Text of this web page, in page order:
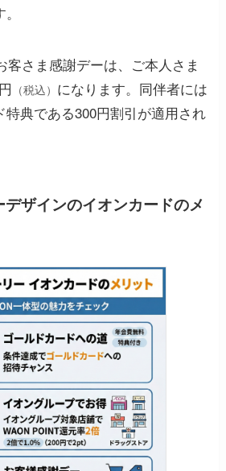
客さま感謝デーは、ご本人さま
（税込） になります。同伴者には
典である300円割引が適用され
デザインのイオンカードのメ